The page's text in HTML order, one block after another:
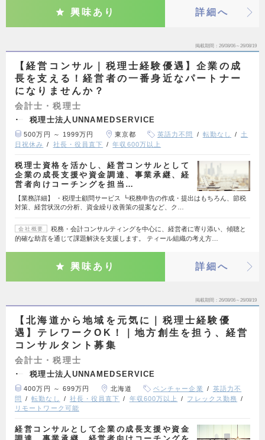
興味あり 詳細へ
掲載期間 26/08/06～26/08/19
【経営コンサル｜税理士経験優遇】企業の成
長を支える！経営者の一番身近なパートナー
になりませんか？
会計士・税理士
税理士法人UNNAMEDSERVICE
500万円 ～ 1999万円 東京都 英語力不問 転勤なし
土
日祝休み
社長・役員直下 年収600万以上
税理士資格を活かし、経営コンサルとして
企業の成長支援や資金調達、事業承継、経
営者向けコーチングを担当…
【業務詳細】 ・税理士顧問サービス ┗税務申告の作成・提出はもちろん、節税
対策、経営状況の分析、資金繰り改善策の提案など、ク…
会社概要
税務・会計コンサルティングを中心に、経営者に寄り添い、傾聴と
的確な助言を通じて課題解決を支援します。 ティール組織の考え方…
興味あり 詳細へ
掲載期間 26/08/06～26/08/19
【北海道から地域を元気に｜税理士経験優
遇】テレワークOK！｜地方創生を担う、経営
コンサルタント募集
会計士・税理士
税理士法人UNNAMEDSERVICE
400万円 ～ 699万円 北海道 ベンチャー企業
英語力不
問
転勤なし 社長・役員直下 年収600万以上
フレックス勤務
リモートワーク可能
経営コンサルとして企業の成長支援や資金